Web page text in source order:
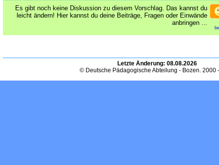
Es gibt noch keine Diskussion zu diesem Vorschlag. Das kannst du
leicht ändern! Hier kannst du deine Beiträge, Fragen oder Einwände
anbringen ...
Letzte Änderung: 08.08.2026
© Deutsche Pädagogische Abteilung - Bozen. 2000